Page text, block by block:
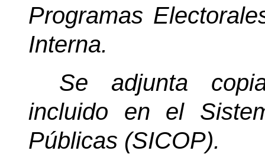
Programas
Interna.
Se adjunta
incluido en el
Públicas (SICOP).